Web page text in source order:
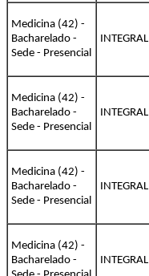
Medicina (42) -
Bacharelado -
Sede - Presencial
INTEGRAL
Medicina (42) -
Bacharelado -
Sede - Presencial
INTEGRAL
Medicina (42) -
Bacharelado -
Sede - Presencial
INTEGRAL
Medicina (42) -
Bacharelado -
INTEGRAL